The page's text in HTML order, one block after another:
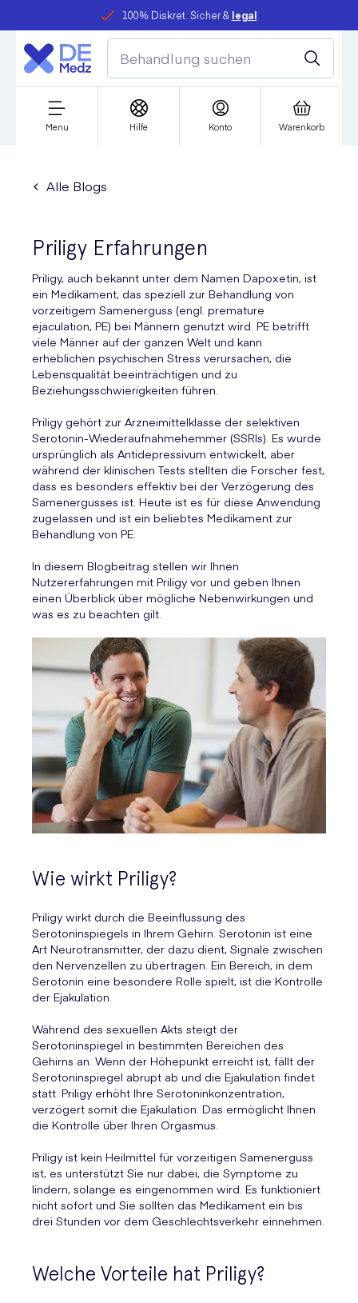
100% Diskret. Sicher & legal
Menu Hilfe Konto Warenkorb
Alle Blogs
Priligy Erfahrungen
Priligy, auch bekannt unter dem Namen Dapoxetin, ist
ein Medikament, das speziell zur Behandlung von
vorzeitigem Samenerguss (engl. premature
ejaculation, PE) bei Männern genutzt wird. PE betrifft
viele Männer auf der ganzen Welt und kann
erheblichen psychischen Stress verursachen, die
Lebensqualität beeinträchtigen und zu
Beziehungsschwierigkeiten führen.
Priligy gehört zur Arzneimittelklasse der selektiven
Serotonin-Wiederaufnahmehemmer (SSRIs). Es wurde
ursprünglich als Antidepressivum entwickelt, aber
während der klinischen Tests stellten die Forscher fest,
dass es besonders effektiv bei der Verzögerung des
Samenergusses ist. Heute ist es für diese Anwendung
zugelassen und ist ein beliebtes Medikament zur
Behandlung von PE.
In diesem Blogbeitrag stellen wir Ihnen
Nutzererfahrungen mit Priligy vor und geben Ihnen
einen Überblick über mögliche Nebenwirkungen und
was es zu beachten gilt.
Wie wirkt Priligy?
Priligy wirkt durch die Beeinflussung des
Serotoninspiegels in Ihrem Gehirn. Serotonin ist eine
Art Neurotransmitter, der dazu dient, Signale zwischen
den Nervenzellen zu übertragen. Ein Bereich, in dem
Serotonin eine besondere Rolle spielt, ist die Kontrolle
der Ejakulation.
Während des sexuellen Akts steigt der
Serotoninspiegel in bestimmten Bereichen des
Gehirns an. Wenn der Höhepunkt erreicht ist, fällt der
Serotoninspiegel abrupt ab und die Ejakulation findet
statt. Priligy erhöht Ihre Serotoninkonzentration,
verzögert somit die Ejakulation. Das ermöglicht Ihnen
die Kontrolle über Ihren Orgasmus.
Priligy ist kein Heilmittel für vorzeitigen Samenerguss
ist, es unterstützt Sie nur dabei, die Symptome zu
lindern, solange es eingenommen wird. Es funktioniert
nicht sofort und Sie sollten das Medikament ein bis
drei Stunden vor dem Geschlechtsverkehr einnehmen.
Welche Vorteile hat Priligy?